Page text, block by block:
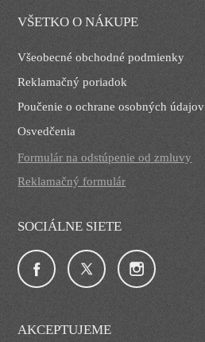
VŠETKO O NÁKUPE
Všeobecné obchodné podmienky
Reklamačný poriadok
Poučenie o ochrane osobných údajov
Osvedčenia
Formulár na odstúpenie od zmluvy
Reklamačný formulár
SOCIÁLNE SIETE
AKCEPTUJEME